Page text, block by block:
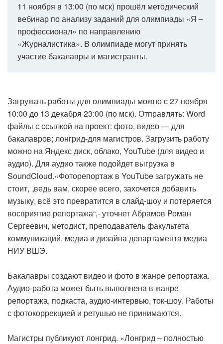
11 ноября в 13:00 (по мск) прошёл методический
вебинар по анализу заданий для олимпиады «Я –
профессионал» по направлению
«Журналистика». В олимпиаде могут принять
участие бакалавры и магистранты.
Загружать работы для олимпиады можно с 27 ноября
10:00 до 13 декабря 23:00 (по мск). Отправлять: Word
файлы с ссылкой на проект: фото, видео — для
бакалавров; лонгрид-для магистров. Загрузить работу
можно на Яндекс диск, облако, YouTube (для видео и
аудио). Для аудио также подойдет выгрузка в
SoundCloud.«Фоторепортаж в YouTube загружать не
стоит, „ведь вам, скорее всего, захочется добавить
музыку, всё это превратится в слайд-шоу и потеряется
восприятие репортажа“,- уточнет Абрамов Роман
Сергеевич, методист, преподаватель факультета
коммуникаций, медиа и дизайна департамента медиа
НИУ ВШЭ.
Бакалавры создают видео и фото в жанре репортажа.
Аудио-работа может быть выполнена в жанре
репортажа, подкаста, аудио-интервью, ток-шоу. Работы
с фотокоррекцией и ретушью не принимаются.
Магистры публикуют лонгрид. «Лонгрид – полностью